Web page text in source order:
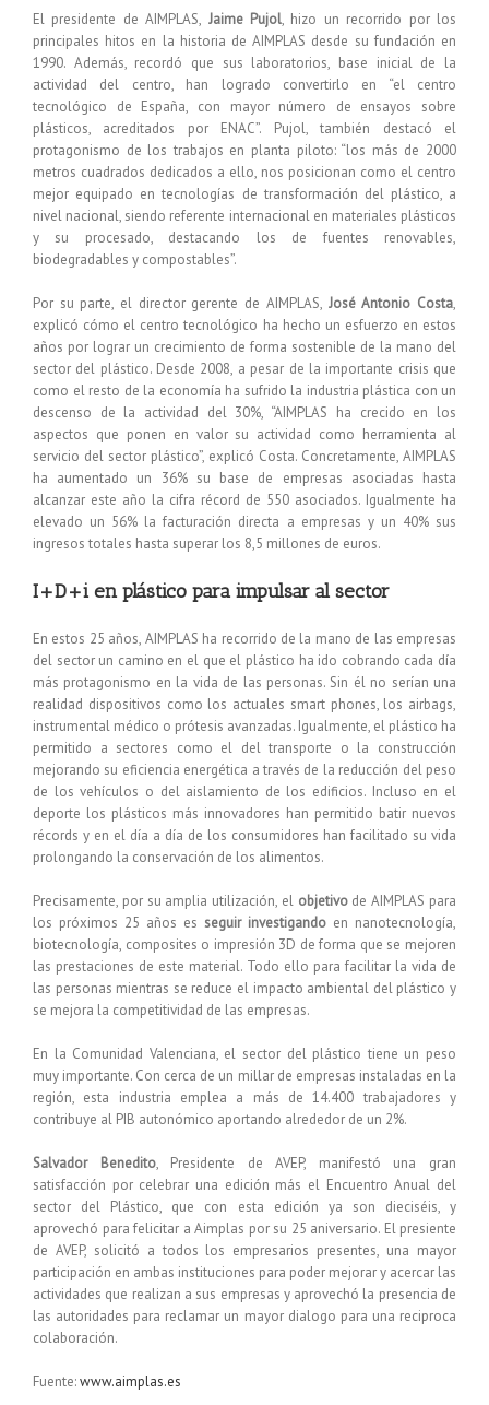
El presidente de AIMPLAS, Jaime Pujol, hizo un recorrido por los
principales hitos en la historia de AIMPLAS desde su fundación en
1990. Además, recordó que sus laboratorios, base inicial de la
actividad del centro, han logrado convertirlo en “el centro
tecnológico de España, con mayor número de ensayos sobre
plásticos, acreditados por ENAC”. Pujol, también destacó el
protagonismo de los trabajos en planta piloto: “los más de 2000
metros cuadrados dedicados a ello, nos posicionan como el centro
mejor equipado en tecnologías de transformación del plástico, a
nivel nacional, siendo referente internacional en materiales plásticos
y su procesado, destacando los de fuentes renovables,
biodegradables y compostables”.
Por su parte, el director gerente de AIMPLAS, José Antonio Costa,
explicó cómo el centro tecnológico ha hecho un esfuerzo en estos
años por lograr un crecimiento de forma sostenible de la mano del
sector del plástico. Desde 2008, a pesar de la importante crisis que
como el resto de la economía ha sufrido la industria plástica con un
descenso de la actividad del 30%, “AIMPLAS ha crecido en los
aspectos que ponen en valor su actividad como herramienta al
servicio del sector plástico”, explicó Costa. Concretamente, AIMPLAS
ha aumentado un 36% su base de empresas asociadas hasta
alcanzar este año la cifra récord de 550 asociados. Igualmente ha
elevado un 56% la facturación directa a empresas y un 40% sus
ingresos totales hasta superar los 8,5 millones de euros.
I+D+i en plástico para impulsar al sector
En estos 25 años, AIMPLAS ha recorrido de la mano de las empresas
del sector un camino en el que el plástico ha ido cobrando cada día
más protagonismo en la vida de las personas. Sin él no serían una
realidad dispositivos como los actuales smart phones, los airbags,
instrumental médico o prótesis avanzadas. Igualmente, el plástico ha
permitido a sectores como el del transporte o la construcción
mejorando su eficiencia energética a través de la reducción del peso
de los vehículos o del aislamiento de los edificios. Incluso en el
deporte los plásticos más innovadores han permitido batir nuevos
récords y en el día a día de los consumidores han facilitado su vida
prolongando la conservación de los alimentos.
Precisamente, por su amplia utilización, el objetivode AIMPLAS para
los próximos 25 años es seguir investigando en nanotecnología,
biotecnología, composites o impresión 3D de forma que se mejoren
las prestaciones de este material. Todo ello para facilitar la vida de
las personas mientras se reduce el impacto ambiental del plástico y
se mejora la competitividad de las empresas.
En la Comunidad Valenciana, el sector del plástico tiene un peso
muy importante. Con cerca de un millar de empresas instaladas en la
región, esta industria emplea a más de 14.400 trabajadores y
contribuye al PIB autonómico aportando alrededor de un 2%.
Salvador Benedito, Presidente de AVEP, manifestó una gran
satisfacción por celebrar una edición más el Encuentro Anual del
sector del Plástico, que con esta edición ya son dieciséis, y
aprovechó para felicitar a Aimplas por su 25 aniversario. El presiente
de AVEP, solicitó a todos los empresarios presentes, una mayor
participación en ambas instituciones para poder mejorar y acercar las
actividades que realizan a sus empresas y aprovechó la presencia de
las autoridades para reclamar un mayor dialogo para una reciproca
colaboración.
Fuente:www.aimplas.es